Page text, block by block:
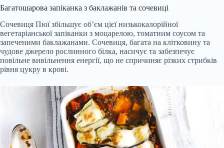
Багатошарова запіканка з баклажанів та сочевиці
Сочевиця Пюї збільшує об’єм цієї низькокалорійної
вегетаріанської запіканки з моцарелою, томатним соусом та
запеченими баклажанами. Сочевиця, багата на клітковину та
чудове джерело рослинного білка, насичує та забезпечує
повільне вивільнення енергії, що не спричиняє різких стрибків
рівня цукру в крові.